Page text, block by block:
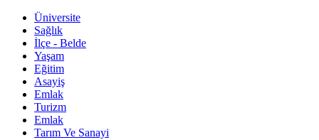
Üniversite
Sağlık
İlçe - Belde
Yaşam
Eğitim
Asayiş
Emlak
Turizm
Emlak
Tarım Ve Sanayi